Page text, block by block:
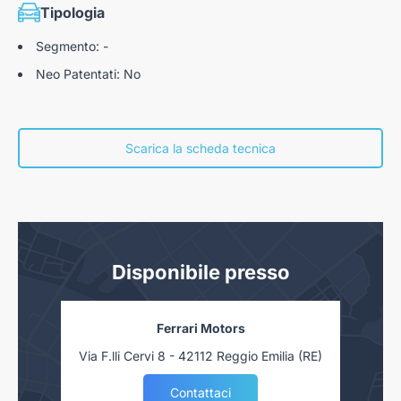
Tipologia
Segmento: -
Neo Patentati: No
Scarica la scheda tecnica
Disponibile presso
Ferrari Motors
Via F.lli Cervi 8 - 42112 Reggio Emilia (RE)
Contattaci